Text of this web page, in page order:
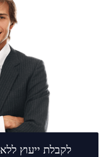
לקבלת ייעוץ